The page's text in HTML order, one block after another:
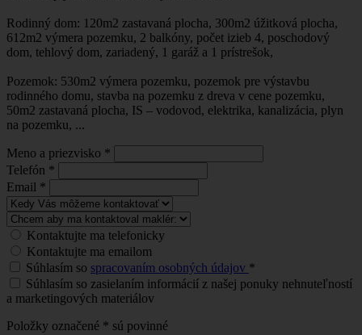
Rodinný dom: 120m2 zastavaná plocha, 300m2 úžitková plocha,
612m2 výmera pozemku, 2 balkóny, počet izieb 4, poschodový
dom, tehlový dom, zariadený, 1 garáž a 1 prístrešok,
Pozemok: 530m2 výmera pozemku, pozemok pre výstavbu
rodinného domu, stavba na pozemku z dreva v cene pozemku,
50m2 zastavaná plocha, IS – vodovod, elektrika, kanalizácia, plyn
na pozemku, ...
Meno a priezvisko *
Telefón *
Email *
Kontaktujte ma telefonicky
Kontaktujte ma emailom
Súhlasím so spracovaním osobných údajov *
Súhlasím so zasielaním informácií z našej ponuky nehnuteľností
a marketingových materiálov
Položky označené * sú povinné